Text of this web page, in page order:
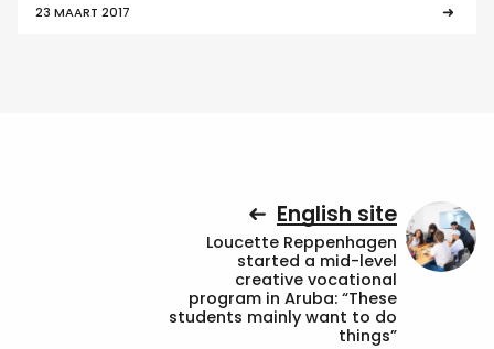
23 MAART 2017
English site
Loucette Reppenhagen
started a mid-level
creative vocational
program in Aruba: “These
students mainly want to do
things”